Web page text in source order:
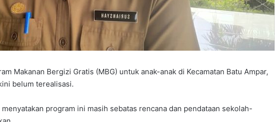
Makanan Bergizi Gratis (MBG) untuk anak-anak di Kecamatan Batu Ampar,
belum terealisasi.
program ini masih sebatas rencana dan pendataan sekolah-